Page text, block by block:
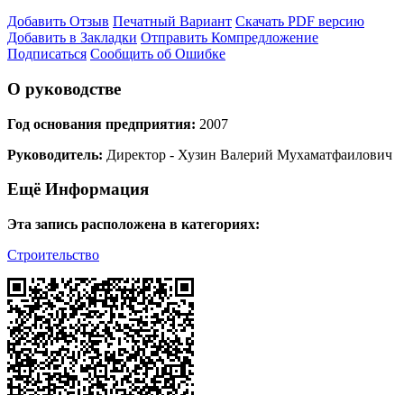
Добавить Отзыв Печатный Вариант Скачать PDF версию
Добавить в Закладки Отправить Компредложение
Подписаться Сообщить об Ошибке
О руководстве
Год основания предприятия: 2007
Руководитель: Директор - Хузин Валерий Мухаматфаилович
Ещё Информация
Эта запись расположена в категориях:
Строительство